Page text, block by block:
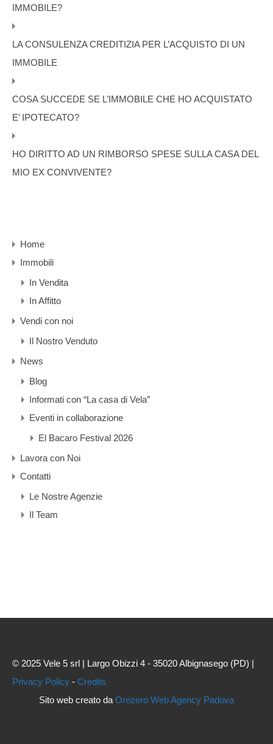
IMMOBILE?
LA CONSULENZA CREDITIZIA PER L’ACQUISTO DI UN
IMMOBILE
COSA SUCCEDE SE L’IMMOBILE CHE HO ACQUISTATO
E’ IPOTECATO?
HO DIRITTO AD UN RIMBORSO SPESE SULLA CASA DEL
MIO EX CONVIVENTE?
Home
Immobili
In Vendita
In Affitto
Vendi con noi
Il Nostro Venduto
News
Blog
Informati con “La casa di Vela”
Eventi in collaborazione
El Bacaro Festival 2026
Lavora con Noi
Contatti
Le Nostre Agenzie
Il Team
© 2025 Vele 5 srl | Largo Obizzi 4 - 35020 Albignasego (PD) |
Privacy Policy - Credits
Sito web creato da Orezero Web Agency Padova